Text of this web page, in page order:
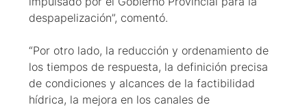
despapelización”, comentó.
“Por otro lado, la reducción y ordenamiento de
los tiempos de respuesta, la definición precisa
de condiciones y alcances de la factibilidad
hídrica, la mejora en los canales de